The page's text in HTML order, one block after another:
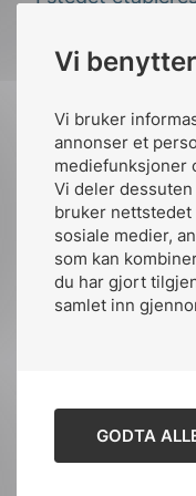
Vi
Vi bruker
annonser et
mediefunksjoner
Vi deler
bruker
sosiale medier,
som kan
du har gjort
samlet inn
GODTA
Smarte
smartere
Når bygg blir
infrastrukturen.
lys- og
og
løsninger, og